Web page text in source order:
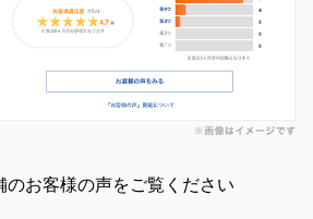
のお客様の声をご覧ください